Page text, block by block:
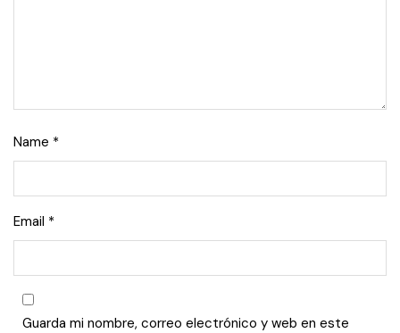
Name *
Email *
Guarda mi nombre, correo electrónico y web en este